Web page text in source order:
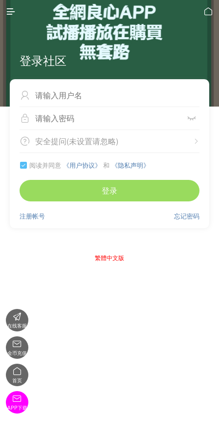
 
登录社区

 
 
安全提问(未设置请忽略)
 阅读并同意 《用户协议》 和 《隐私声明》
登录
忘记密码
注册帐号
繁體中文版

在线客服

金币充值

首页

APP下载